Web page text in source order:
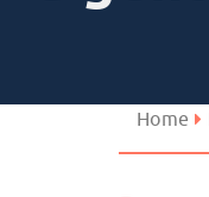
Home